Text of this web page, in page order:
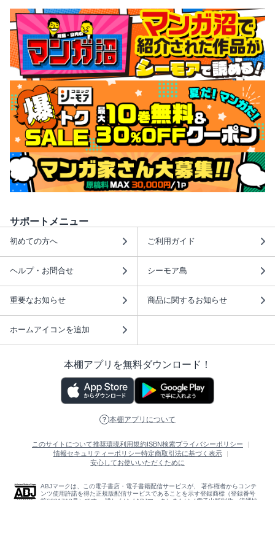
サポートメニュー
初めての方へ ご利用ガイド
ヘルプ・お問合せ シーモア島
重要なお知らせ 商品に関するお知らせ
ホームアイコンを追加
本棚アプリを無料ダウンロード！
本棚アプリについて
このサイトについて推奨環境利用規約 ISBN検索プライバシーポリシー
情報セキュリティーポリシー特定商取引法に基づく表示
安心してお使いいただくために
ABJマークは、この電子書店・電子書籍配信サービスが、 著作権者からコンテ
ンツ使用許諾を得た正規版配信サービスであることを示す登録商標（登録番号
第6091713号）です。 詳しくは［ABJマーク］または［電子出版制作・流通協